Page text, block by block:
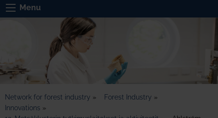
Menu
Network for forest industry » Forest Industry »
Innovations »